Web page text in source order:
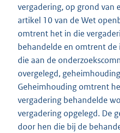
vergadering, op grond van
artikel 10 van de Wet
omtrent het in die
behandelde en omtrent de
die aan de
overgelegd,
Geheimhouding omtrent
vergadering behandelde
vergadering opgelegd. De
door hen die bij de